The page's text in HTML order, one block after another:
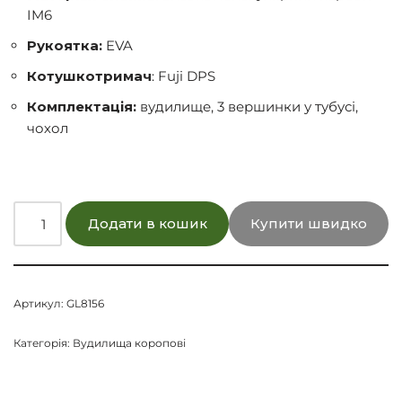
IM6
Рукоятка: EVA
Котушкотримач: Fuji DPS
Комплектація: вудилище, 3 вершинки у тубусі,
чохол
Додати в кошик Купити швидко
Артикул: GL8156
Категорія: Вудилища коропові